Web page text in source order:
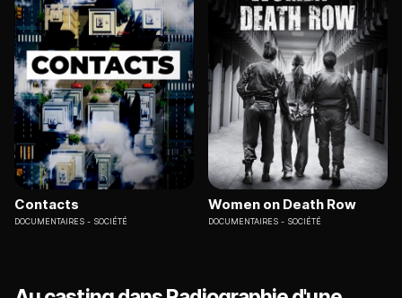
Contacts
DOCUMENTAIRES SOCIÉTÉ
Women on Death Row
DOCUMENTAIRES SOCIÉTÉ